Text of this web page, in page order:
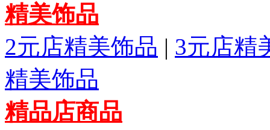
精美饰品
2元店精美饰品 | 3元店精
精美饰品
精品店商品